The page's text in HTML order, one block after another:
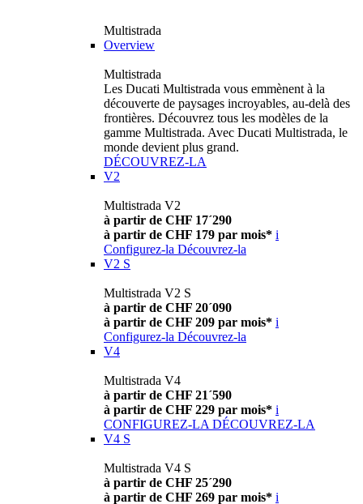
Multistrada
Overview
Multistrada
Les Ducati Multistrada vous emmènent à la
découverte de paysages incroyables, au-delà des
frontières. Découvrez tous les modèles de la
gamme Multistrada. Avec Ducati Multistrada, le
monde devient plus grand.
DÉCOUVREZ-LA
V2
Multistrada V2
à partir de CHF 17´290
à partir de CHF 179 par mois* i
Configurez-la Découvrez-la
V2 S
Multistrada V2 S
à partir de CHF 20´090
à partir de CHF 209 par mois* i
Configurez-la Découvrez-la
V4
Multistrada V4
à partir de CHF 21´590
à partir de CHF 229 par mois* i
CONFIGUREZ-LA DÉCOUVREZ-LA
V4 S
Multistrada V4 S
à partir de CHF 25´290
à partir de CHF 269 par mois* i